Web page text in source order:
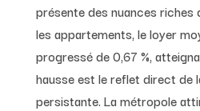
présente des nuances riches
les appartements, le loyer
progressé de 0,67 %,
hausse est le reflet direct de
persistante. La métropole